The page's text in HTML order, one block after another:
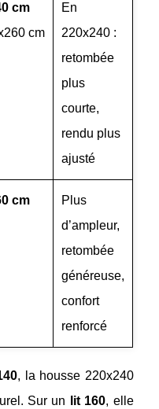
cm
cm
En
220x240 :
retombée
plus
courte,
rendu plus
ajusté
cm
Plus
d’ampleur,
retombée
généreuse,
confort
renforcé
, la housse 220x240
Sur un
lit 160, elle